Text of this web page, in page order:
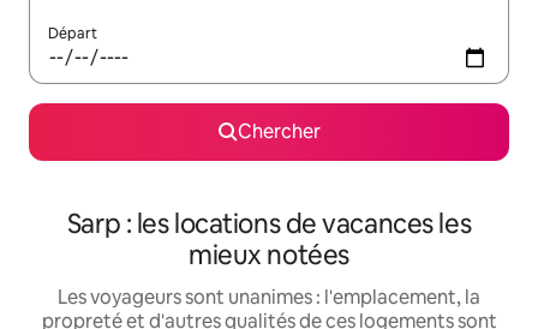
Départ
Chercher
Sarp : les locations de vacances les
mieux notées
Les voyageurs sont unanimes : l'emplacement, la
propreté et d'autres qualités de ces logements sont